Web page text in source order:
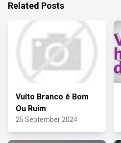
Related Posts
Vulto Branco é Bom
Ou Ruim
25 September 2024